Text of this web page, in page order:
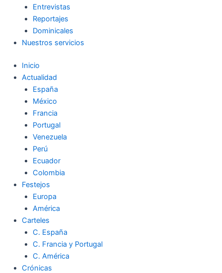
Entrevistas
Reportajes
Dominicales
Nuestros servicios
Inicio
Actualidad
España
México
Francia
Portugal
Venezuela
Perú
Ecuador
Colombia
Festejos
Europa
América
Carteles
C. España
C. Francia y Portugal
C. América
Crónicas